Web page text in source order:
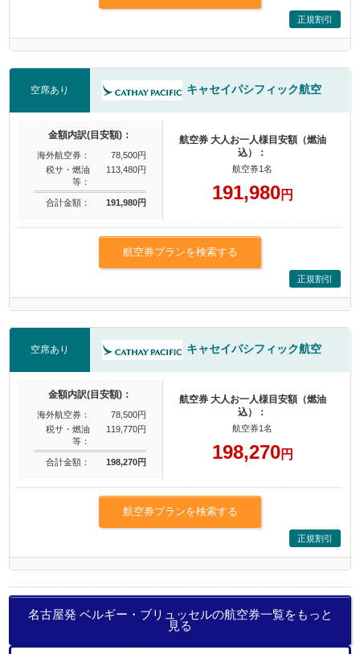
正規割引
空席あり キャセイパシフィック航空
金額内訳(目安額)：
海外航空券：
78,500円
税サ・燃油
等：
113,480円
合計金額： 191,980円
航空券 大人お一人様目安額（燃油
込）：
航空券1名
191,980円
航空券プランを検索する
正規割引
空席あり キャセイパシフィック航空
金額内訳(目安額)：
海外航空券：
78,500円
税サ・燃油
等：
119,770円
合計金額： 198,270円
航空券 大人お一人様目安額（燃油
込）：
航空券1名
198,270円
航空券プランを検索する
正規割引
名古屋発 ベルギー・ブリュッセルの航空券一覧をもっと
見る